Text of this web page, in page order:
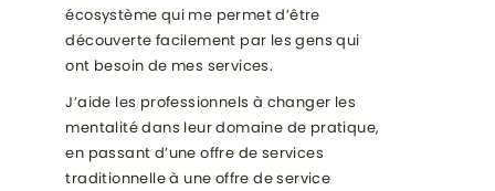
écosystème qui me permet d’être
découverte facilement par les gens qui
ont besoin de mes services.
J’aide les professionnels à changer les
mentalité dans leur domaine de pratique,
en passant d’une offre de services
traditionnelle à une offre de service